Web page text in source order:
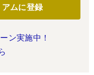
ムに登録
ン実施中！